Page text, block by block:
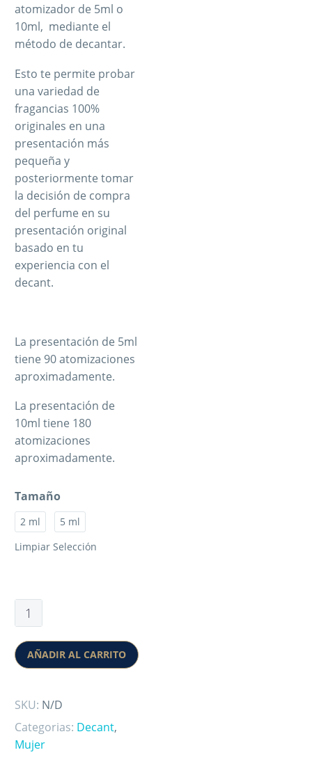
atomizador de 5ml o
10ml, mediante el
método de decantar.
Esto te permite probar
una variedad de
fragancias 100%
originales en una
presentación más
pequeña y
posteriormente tomar
la decisión de compra
del perfume en su
presentación original
basado en tu
experiencia con el
decant.
La presentación de 5ml
tiene 90 atomizaciones
aproximadamente.
La presentación de
10ml tiene 180
atomizaciones
aproximadamente.
Tamaño
2 ml
5 ml
Limpiar Selección
AÑADIR AL CARRITO
SKU: N/D
Categorias: Decant,
Mujer